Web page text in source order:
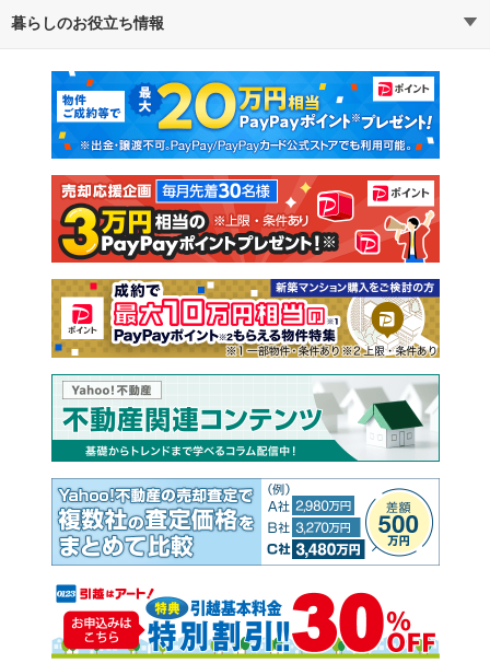
不動産・住宅
新築マンション 中古マンション
新築一戸建て 中古一戸建て
注文住宅 土地
売却査定
暮らしのお役立ち情報
マンションカタログ 教えて！住まいの先生